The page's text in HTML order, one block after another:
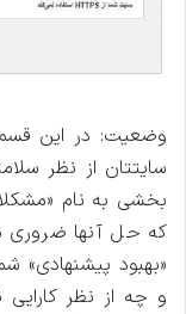
وضعیت: در این
سایتتان از نظر
بخشی به نام
که حل آنها
«بهبود پیشنهادی»
و چه از نظر کارایی